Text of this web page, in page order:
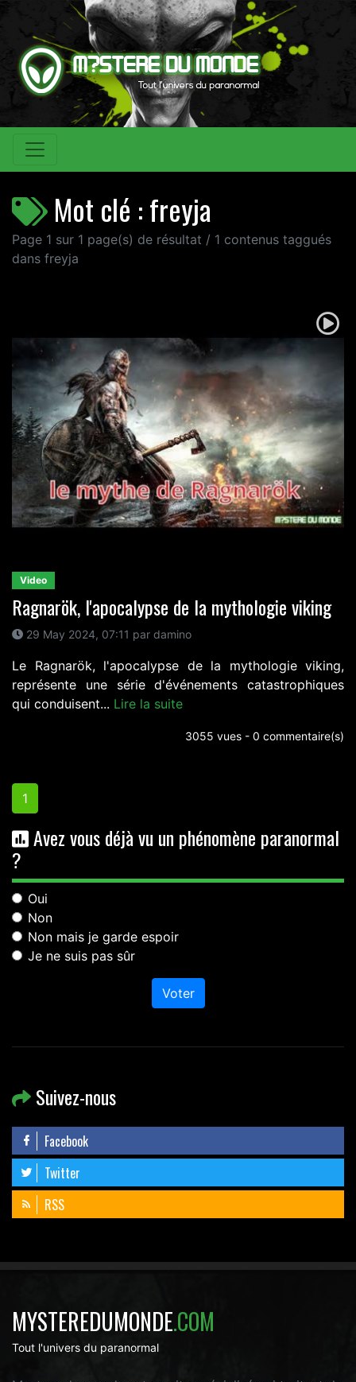
Mot clé : freyja
Page 1 sur 1 page(s) de résultat / 1 contenus taggués
dans freyja
Video
Ragnarök, l'apocalypse de la mythologie viking
29 May 2024, 07:11 par damino
Le Ragnarök, l'apocalypse de la mythologie viking,
représente une série d'événements catastrophiques
qui conduisent... Lire la suite
3055 vues - 0 commentaire(s)
1
Avez vous déjà vu un phénomène paranormal
?
Oui
Non
Non mais je garde espoir
Je ne suis pas sûr
Voter
Suivez-nous
Facebook
Twitter
RSS
MYSTEREDUMONDE.COM
Tout l'univers du paranormal